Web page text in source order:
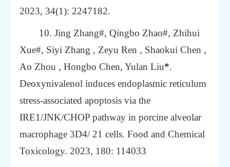
2023, 34(1): 2247182.
10. Jing Zhang#, Qingbo Zhao#, Zhihui
Xue#, Siyi Zhang , Zeyu Ren , Shaokui Chen ,
Ao Zhou , Hongbo Chen, Yulan Liu*.
Deoxynivalenol induces endoplasmic reticulum
stress-associated apoptosis via the
IRE1/JNK/CHOP pathway in porcine alveolar
macrophage 3D4/ 21 cells. Food and Chemical
Toxicology. 2023, 180: 114033